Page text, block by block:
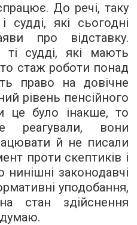
До речі, таку
судді, які сьогодні
про відставку.
судді, які мають
стаж роботи понад
право на довічне
рівень пенсійного
це було інакше, то
вони
й не писали
проти скептиків і
законодавчі
уподобання,
стан здійснення